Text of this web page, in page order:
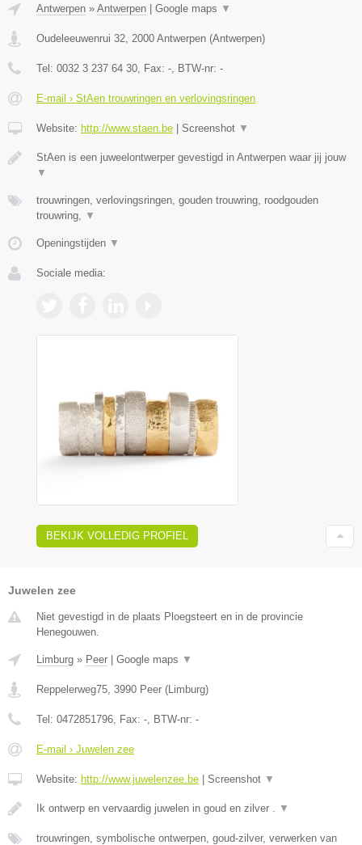
Antwerpen » Antwerpen | Google maps ▼
Oudeleeuwenrui 32 2000 Antwerpen (Antwerpen)
Tel: 0032 3 237 64 30 , Fax: - , BTW-nr: -
E-mail › StAen trouwringen en verlovingsringen
Website: http://www.staen.be | Screenshot ▼
StAen is een juweelontwerper gevestigd in Antwerpen waar jij jouw
▼
trouwringen, verlovingsringen, gouden trouwring, roodgouden
trouwring,
▼
Openingstijden ▼
Sociale media:
BEKIJK VOLLEDIG PROFIEL
Juwelen zee
Niet gevestigd in de plaats Ploegsteert en in de provincie
Henegouwen.
Limburg » Peer Google maps ▼
Reppelerweg75 3990 Peer ( Limburg)
Tel: 0472851796 , Fax: - , BTW-nr: -
E-mail › Juwelen zee
Website: http://www.juwelenzee.be Screenshot ▼
Ik ontwerp en vervaardig juwelen in goud en zilver . ▼
trouwringen, symbolische ontwerpen, goud-zilver, verwerken van